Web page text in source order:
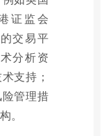
证监会
交易平
分析资
支持；
管理措
。